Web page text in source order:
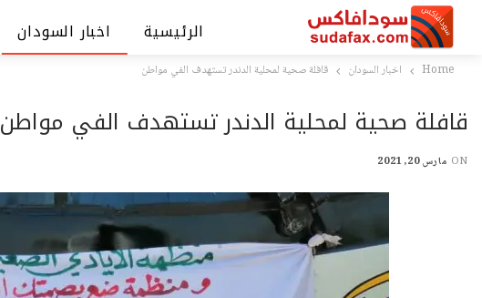
الرئيسية اخبار السودان
Home اخبار السودان قافلة صحية لمحلية الدندر تستهدف الفي مواطن
قافلة صحية لمحلية الدندر تستهدف الفي مواطن
ON مارس 20, 2021